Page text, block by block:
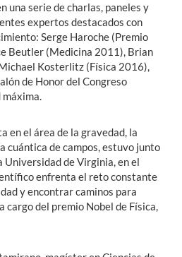
una serie de charlas, paneles y
expertos destacados con
Serge Haroche (Premio
Beutler (Medicina 2011), Brian
Kosterlitz (Física 2016),
de Honor del Congreso
máxima.
en el área de la gravedad, la
cuántica de campos, estuvo junto
Universidad de Virginia, en el
enfrenta el reto constante
y encontrar caminos para
cargo del premio Nobel de Física,